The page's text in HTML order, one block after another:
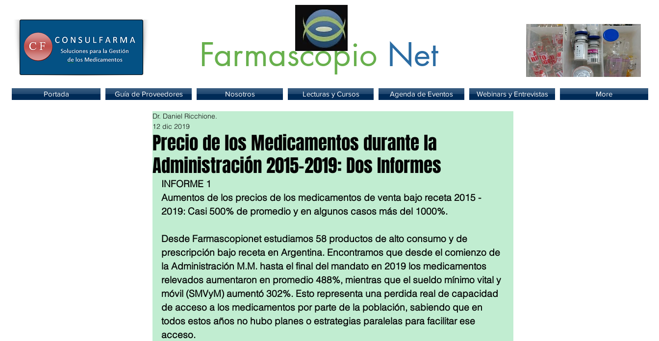
Farmascopio Net
Portada Guía de Proveedores Nosotros Lecturas y Cursos Agenda de Eventos Webinars y Entrevistas More
Precio de los Medicamentos durante la
Administración 2015-2019: Dos Informes
Dr. Daniel Ricchione.
12 dic 2019
INFORME 1
Aumentos de los precios de los medicamentos de venta bajo receta 2015 -
2019: Casi 500% de promedio y en algunos casos más del 1000%.
Desde Farmascopionet estudiamos 58 productos de alto consumo y de
prescripción bajo receta en Argentina. Encontramos que desde el comienzo de
la Administración M.M. hasta el final del mandato en 2019 los medicamentos
relevados aumentaron en promedio 488%, mientras que el sueldo mínimo vital y
móvil (SMVyM) aumentó 302%. Esto representa una perdida real de capacidad
de acceso a los medicamentos por parte de la población, sabiendo que en
todos estos años no hubo planes o estrategias paralelas para facilitar ese
acceso.